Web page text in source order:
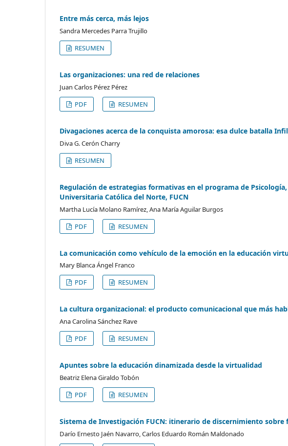
Entre más cerca, más lejos
Sandra Mercedes Parra Trujillo
RESUMEN
Las organizaciones: una red de relaciones
Juan Carlos Pérez Pérez
PDF
RESUMEN
Divagaciones acerca de la conquista amorosa: esa dulce batalla
Diva G. Cerón Charry
RESUMEN
Regulación de estrategias formativas en el programa de
Universitaria Católica del Norte, FUCN
Martha Lucía Molano Ramírez, Ana María Aguilar Burgos
PDF
RESUMEN
La comunicación como vehículo de la emoción en la educación
Mary Blanca Ángel Franco
PDF
RESUMEN
La cultura organizacional: el producto comunicacional que más
Ana Carolina Sánchez Rave
PDF
RESUMEN
Apuntes sobre la educación dinamizada desde la virtualidad
Beatriz Elena Giraldo Tobón
PDF
RESUMEN
Sistema de Investigación FUCN: itinerario de discernimiento
Darío Ernesto Jaén Navarro, Carlos Eduardo Román Maldonado